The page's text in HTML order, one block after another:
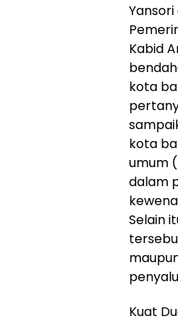
Kabid
kota
kota
umum
dalam
Selain
Kuat